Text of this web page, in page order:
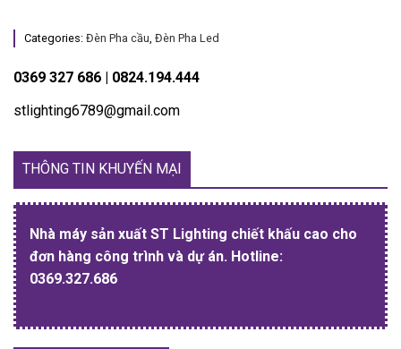
Categories: Đèn Pha cầu Đèn Pha Led
0369 327 686 | 0824.194.444
stlighting6789@gmail.com
THÔNG TIN KHUYẾN MẠI
Nhà máy sản xuất ST Lighting chiết khấu cao cho
đơn hàng công trình và dự án. Hotline:
0369.327.686